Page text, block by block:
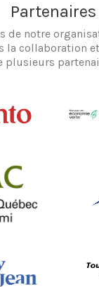
Partenaires
de notre
la collaboration
plusieurs